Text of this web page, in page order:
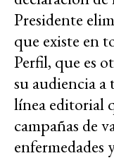
Presidente
que existe en
Perfil, que es
su audiencia a
línea editorial
campañas de
enfermedades